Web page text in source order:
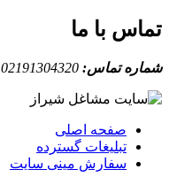
تماس با ما
شماره تماس: 02191304320
صفحه اصلی
تبلیغات گسترده
سفارش مینی سایت